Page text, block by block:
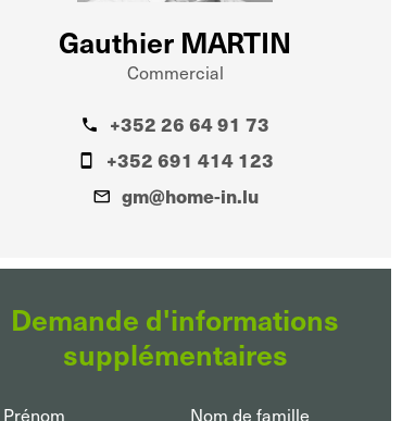
Gauthier MARTIN
Commercial
+352 26 64 91 73
+352 691 414 123
gm@home-in.lu
Demande d'informations
supplémentaires